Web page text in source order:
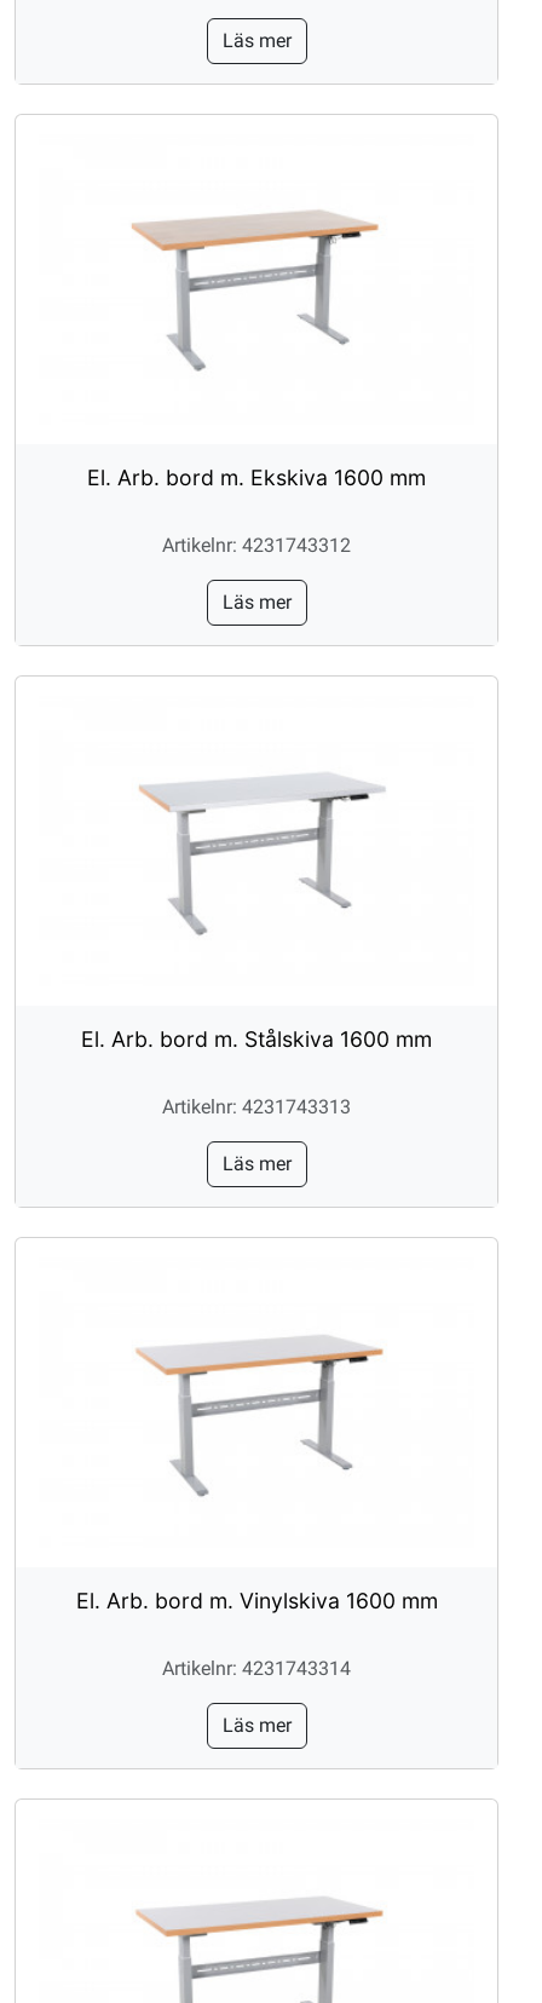
Läs mer
El. Arb. bord m. Ekskiva 1600 mm
Artikelnr: 4231743312
Läs mer
El. Arb. bord m. Stålskiva 1600 mm
Artikelnr: 4231743313
Läs mer
El. Arb. bord m. Vinylskiva 1600 mm
Artikelnr: 4231743314
Läs mer